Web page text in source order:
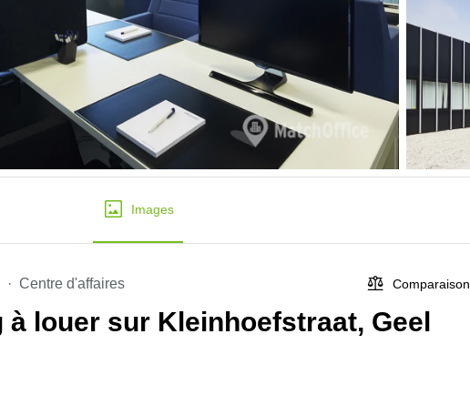
Images
Centre d'affaires Comparaison
à louer sur Kleinhoefstraat, Geel